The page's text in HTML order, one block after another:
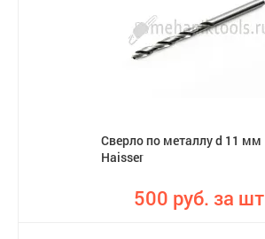
Сверло по металлу d 11 мм
Haisser
500 руб. за шт